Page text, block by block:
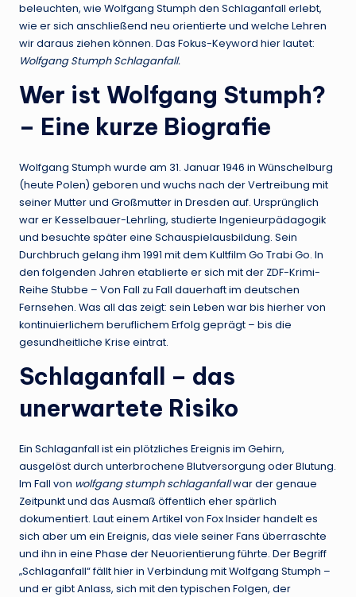
beleuchten, wie Wolfgang Stumph den Schlaganfall erlebt,
wie er sich anschließend neu orientierte und welche Lehren
wir daraus ziehen können. Das Fokus-Keyword hier lautet:
Wolfgang Stumph Schlaganfall.
Wer ist Wolfgang Stumph?
– Eine kurze Biografie
Wolfgang Stumph wurde am 31. Januar 1946 in Wünschelburg
(heute Polen) geboren und wuchs nach der Vertreibung mit
seiner Mutter und Großmutter in Dresden auf. Ursprünglich
war er Kesselbauer-Lehrling, studierte Ingenieurpädagogik
und besuchte später eine Schauspielausbildung. Sein
Durchbruch gelang ihm 1991 mit dem Kultfilm Go Trabi Go. In
den folgenden Jahren etablierte er sich mit der ZDF-Krimi-
Reihe Stubbe – Von Fall zu Fall dauerhaft im deutschen
Fernsehen. Was all das zeigt: sein Leben war bis hierher von
kontinuierlichem beruflichem Erfolg geprägt – bis die
gesundheitliche Krise eintrat.
Schlaganfall – das
unerwartete Risiko
Ein Schlaganfall ist ein plötzliches Ereignis im Gehirn,
ausgelöst durch unterbrochene Blutversorgung oder Blutung.
Im Fall von wolfgang stumph schlaganfallwar der genaue
Zeitpunkt und das Ausmaß öffentlich eher spärlich
dokumentiert. Laut einem Artikel von Fox Insider handelt es
sich aber um ein Ereignis, das viele seiner Fans überraschte
und ihn in eine Phase der Neuorientierung führte. Der Begriff
„Schlaganfall“ fällt hier in Verbindung mit Wolfgang Stumph –
und er gibt Anlass, sich mit den typischen Folgen, der